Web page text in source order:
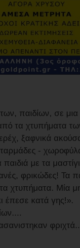
παιδίων, σε
τα χτυπήματα
ξαφνικά
-
με τα
φρικώδες! Τα
χτυπήματα. Μία
έπεσε κατά γης!».